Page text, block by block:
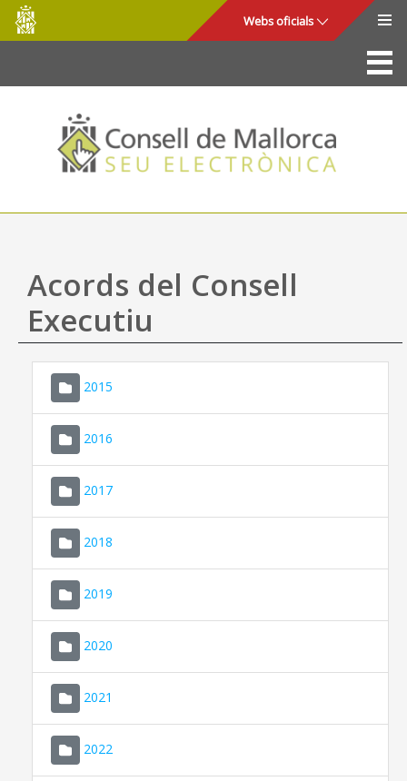
Salta al contingut principal
Consell
de
Mallorca
Webs oficials
La Seu
Consell de Mallorca
Accés i seguretat
Utilitats
Ajuda
Acords del Consell
Executiu
2015
2016
2017
2018
2019
2020
2021
2022